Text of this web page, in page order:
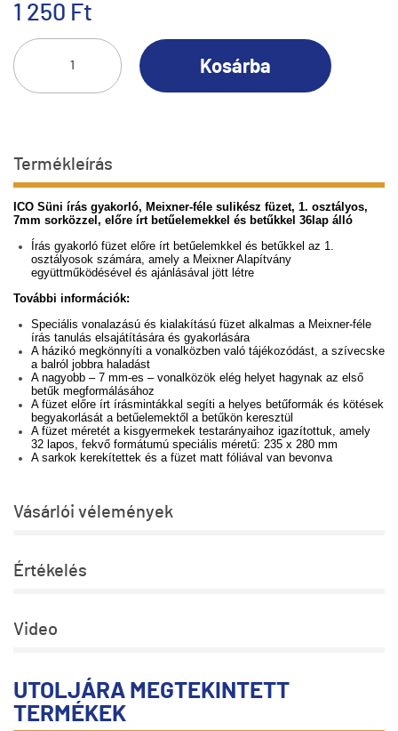
1 250 Ft
Kosárba
Termékleírás
ICO Süni írás gyakorló, Meixner-féle sulikész füzet, 1. osztályos,
7mm sorközzel, előre írt betűelemekkel és betűkkel 36lap álló
Írás gyakorló füzet előre írt betűelemkkel és betűkkel az 1.
osztályosok számára, amely a Meixner Alapítvány
együttműködésével és ajánlásával jött létre
További információk:
Speciális vonalazású és kialakítású füzet alkalmas a Meixner-féle
írás tanulás elsajátítására és gyakorlására
A házikó megkönnyíti a vonalközben való tájékozódást, a szívecske
a balról jobbra haladást
A nagyobb – 7 mm-es – vonalközök elég helyet hagynak az első
betűk megformálásához
A füzet előre írt írásmintákkal segíti a helyes betűformák és kötések
begyakorlását a betűelemektől a betűkön keresztül
A füzet méretét a kisgyermekek testarányaihoz igazítottuk, amely
32 lapos, fekvő formátumú speciális méretű: 235 x 280 mm
A sarkok kerekítettek és a füzet matt fóliával van bevonva
Vásárlói vélemények
Értékelés
Video
UTOLJÁRA MEGTEKINTETT
TERMÉKEK